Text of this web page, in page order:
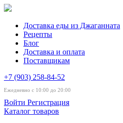
Доставка еды из Джаганната
Рецепты
Блог
Доставка и оплата
Поставщикам
+7 (903) 258-84-52
Ежедневно с 10:00 до 20:00
Войти Регистрация
Каталог товаров